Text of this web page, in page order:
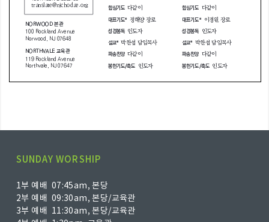
SUNDAY WORSHIP
1부 예배 07:45am, 본당
2부 예배 09:30am, 본당/교육관
3부 예배 11:30am, 본당/교육관